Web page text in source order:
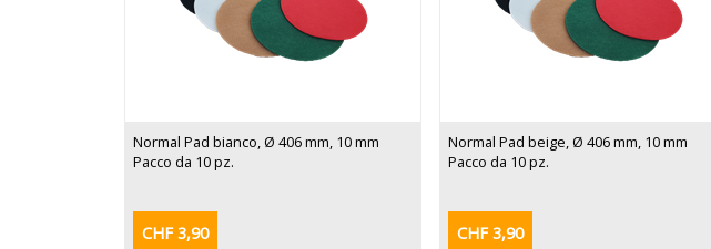
Normal Pad bianco, Ø 406 mm, 10 mm
Pacco da 10 pz.
CHF 3,90
Normal Pad beige, Ø 406 mm, 10 mm
Pacco da 10 pz.
CHF 3,90